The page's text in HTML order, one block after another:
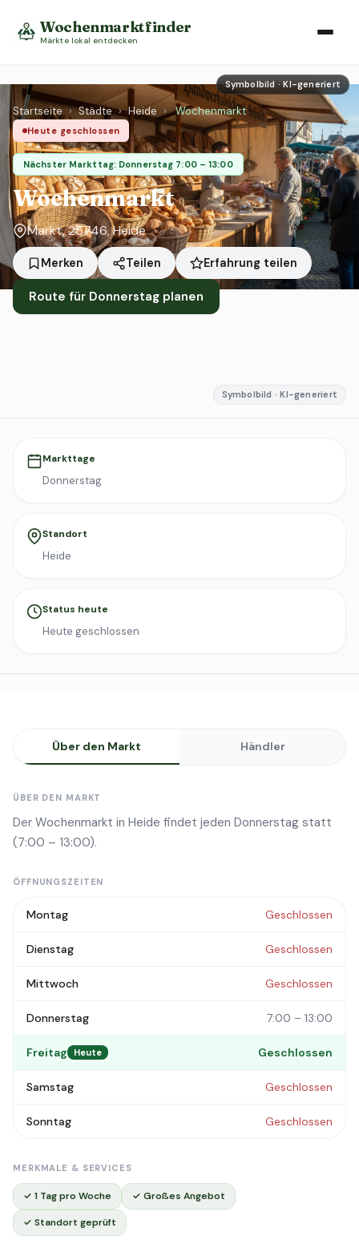
Wochenmarktfinder
Märkte lokal entdecken
Symbolbild · KI-generiert
Startseite › Städte › Heide › Wochenmarkt
Heute geschlossen
Nächster Markttag: Donnerstag 7:00 – 13:00
Wochenmarkt
Markt, 25746, Heide
Merken Teilen Erfahrung teilen
Route für Donnerstag planen
Symbolbild · KI-generiert
Markttage
Donnerstag
Standort
Heide
Status heute
Heute geschlossen
Über den Markt Händler
ÜBER DEN MARKT
Der Wochenmarkt in Heide findet jeden Donnerstag statt
(7:00 – 13:00).
ÖFFNUNGSZEITEN
Montag Geschlossen
Dienstag Geschlossen
Mittwoch Geschlossen
Donnerstag 7:00 – 13:00
Freitag Heute Geschlossen
Samstag Geschlossen
Sonntag Geschlossen
MERKMALE & SERVICES
✓ 1 Tag pro Woche ✓ Großes Angebot
✓ Standort geprüft